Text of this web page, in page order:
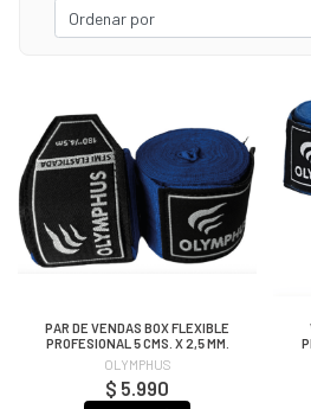
PAR DE VENDAS BOX FLEXIBLE
PROFESIONAL 5 CMS. X 2,5 MM.
OLYMPHUS
$ 5.990